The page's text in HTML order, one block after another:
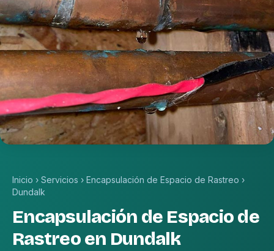
Inicio › Servicios › Encapsulación de Espacio de Rastreo ›
Dundalk
Encapsulación de Espacio de
Rastreo en Dundalk